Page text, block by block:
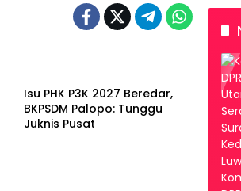
Isu PHK P3K 2027 Beredar,
BKPSDM Palopo: Tunggu
Juknis Pusat